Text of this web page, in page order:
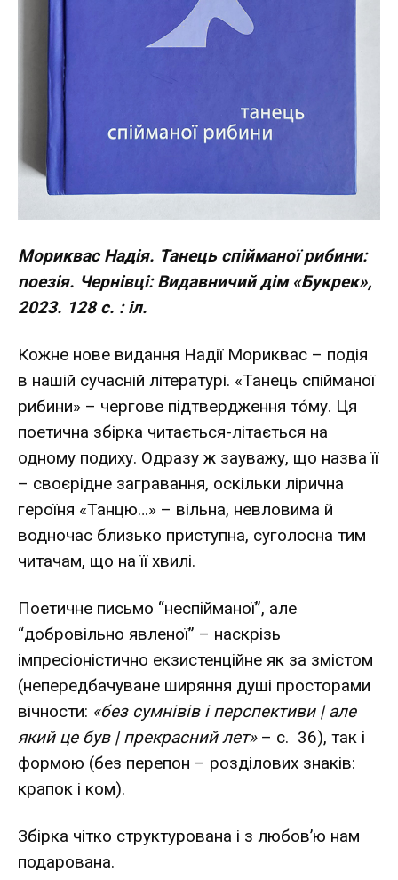
Мориквас Надія. Танець спійманої рибини:
поезія. Чернівці: Видавничий дім «Букрек»,
2023. 128 с. : іл.
Кожне нове видання Надії Мориквас – подія
в нашій сучасній літературі. «Танець спійманої
рибини» – чергове підтвердження то́му. Ця
поетична збірка читається-літається на
одному подиху. Одразу ж зауважу, що назва її
– своєрідне загравання, оскільки лірична
героїня «Танцю…» – вільна, невловима й
водночас близько приступна, суголосна тим
читачам, що на її хвилі.
Поетичне письмо “неспійманої”, але
“добровільно явленої” – наскрізь
імпресіоністично екзистенційне як за змістом
(непередбачуване ширяння душі просторами
вічности: «без сумнівів і перспективи | але
який це був | прекрасний лет»– с. 36), так і
формою (без перепон – розділових знаків:
крапок і ком).
Збірка чітко структурована і з любов’ю нам
подарована.